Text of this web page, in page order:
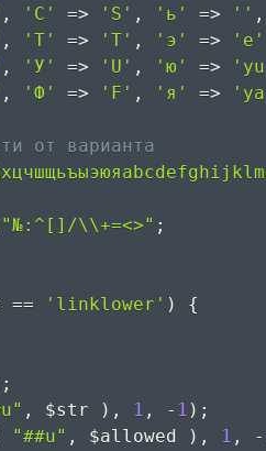
, 'С' => 'S' , 'ь' => '' ,
, 'Т' => 'T' , 'э' => 'e'
, 'У' => 'U' , 'ю' =>
, 'Ф' => 'F' , 'я' =>
от варианта
\\+=<>" ;
== 'linklower' )
{
;
, $str ) , 1 , - 1 ) ;
"##u" , $allowed ) , 1 , -